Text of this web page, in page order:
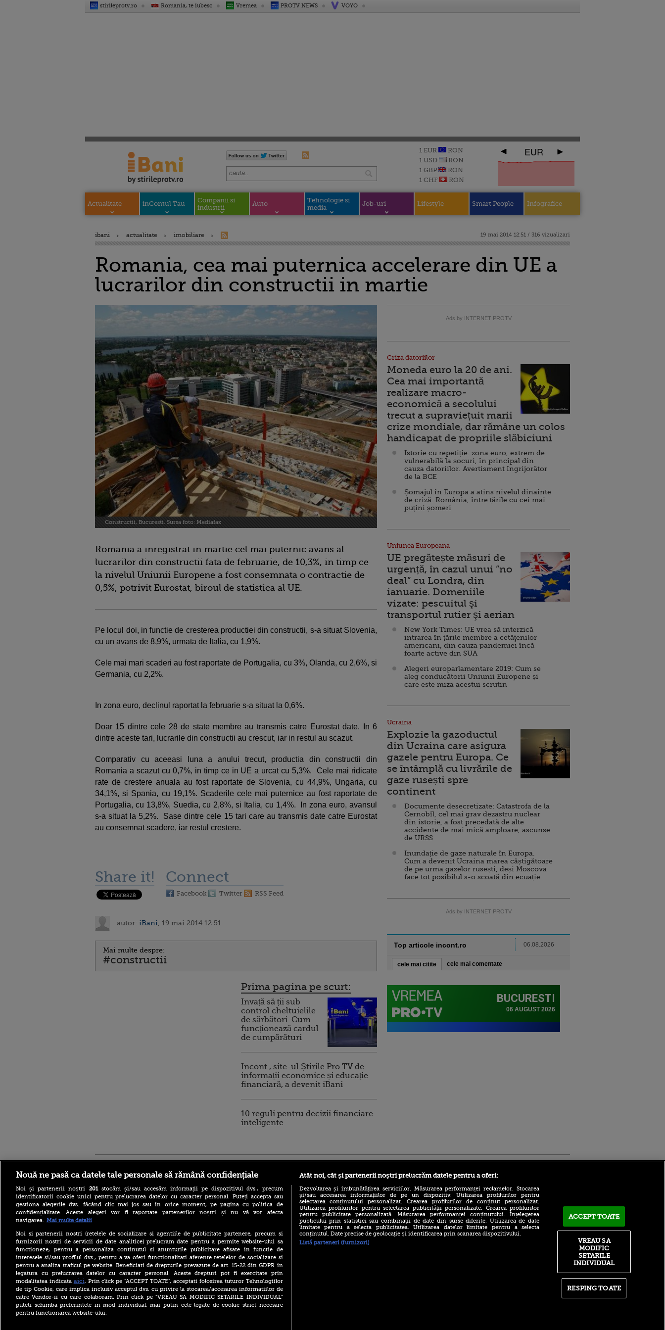
stirileprotv.ro Romania, te iubesc Vremea PROTV NEWS VOYO
1 EUR
RON
1 USD
RON
1 GBP
RON
1 CHF
RON
EUR
Actualitate inContul Tau
Companii si
industrii
Auto
Tehnologie si
media
Job-uri Lifestyle Smart People Infografice
ibani actualitate imobiliare 19 mai 2014 12:51 / 316 vizualizari
Romania, cea mai puternica accelerare din UE a
lucrarilor din constructii in martie
Constructii, Bucuresti. Sursa foto: Mediafax
Romania a inregistrat in martie cel mai puternic avans al
lucrarilor din constructii fata de februarie, de 10,3%, in timp ce
la nivelul Uniunii Europene a fost consemnata o contractie de
0,5%, potrivit Eurostat, biroul de statistica al UE.
Pe locul doi, in functie de cresterea productiei din constructii, s-a situat Slovenia,
cu un avans de 8,9%, urmata de Italia, cu 1,9%.
Cele mai mari scaderi au fost raportate de Portugalia, cu 3%, Olanda, cu 2,6%, si
Germania, cu 2,2%.
In zona euro, declinul raportat la februarie s-a situat la 0,6%.
Doar 15 dintre cele 28 de state membre au transmis catre Eurostat date. In 6
dintre aceste tari, lucrarile din constructii au crescut, iar in restul au scazut.
Comparativ cu aceeasi luna a anului trecut, productia din constructii din
Romania a scazut cu 0,7%, in timp ce in UE a urcat cu 5,3%. Cele mai ridicate
rate de crestere anuala au fost raportate de Slovenia, cu 44,9%, Ungaria, cu
34,1%, si Spania, cu 19,1%. Scaderile cele mai puternice au fost raportate de
Portugalia, cu 13,8%, Suedia, cu 2,8%, si Italia, cu 1,4%. In zona euro, avansul
s-a situat la 5,2%. Sase dintre cele 15 tari care au transmis date catre Eurostat
au consemnat scadere, iar restul crestere.
Share it! Connect
Facebook Twitter RSS Feed
autor: iBani , 19 mai 2014 12:51
Mai multe despre:
#constructii
Prima pagina pe scurt:
Invață să ții sub
control cheltuielile
de sărbători. Cum
funcționează cardul
de cumpărături
Incont , site-ul Știrile Pro TV de
informații economice și educație
financiară, a devenit iBani
10 reguli pentru decizii financiare
inteligente
Ads by INTERNET PROTV
Criza datoriilor
Moneda euro la 20 de ani.
Cea mai importantă
realizare macro-
economică a secolului
trecut a supraviețuit marii
crize mondiale, dar rămâne un colos
handicapat de propriile slăbiciuni
Istorie cu repetiție: zona euro, extrem de
vulnerabilă la șocuri, în principal din
cauza datoriilor. Avertisment îngrijorător
de la BCE
Șomajul în Europa a atins nivelul dinainte
de criză. România, între țările cu cei mai
puțini șomeri
Uniunea Europeana
UE pregătește măsuri de
urgență, în cazul unui ”no
deal” cu Londra, din
ianuarie. Domeniile
vizate: pescuitul şi
transportul rutier şi aerian
New York Times: UE vrea să interzică
intrarea în țările membre a cetăţenilor
americani, din cauza pandemiei încă
foarte active din SUA
Alegeri europarlamentare 2019: Cum se
aleg conducătorii Uniunii Europene și
care este miza acestui scrutin
Ucraina
Explozie la gazoductul
din Ucraina care asigura
gazele pentru Europa. Ce
se întâmplă cu livrările de
gaze rusești spre
continent
Documente desecretizate: Catastrofa de la
Cernobîl, cel mai grav dezastru nuclear
din istorie, a fost precedată de alte
accidente de mai mică amploare, ascunse
de URSS
Inundație de gaze naturale în Europa.
Cum a devenit Ucraina marea câștigătoare
de pe urma gazelor rusești, deși Moscova
face tot posibilul s-o scoată din ecuație
Ads by INTERNET PROTV
Top articole incont.ro 06.08.2026
cele mai citite cele mai comentate
negre” ia amploare în Rusia.
„Găsește-ți un soldat și când
va fi ucis vei primi 8
milioane de ruble”
Aflat în SUA, ministrul
britanic de Externe a evitat
să spună dacă îl mai
consideră pe Trump „idiot,
rasist și misogin”
Primăriile care nu se
înrolează pe Ghiseul.ro pot
(P) Descoperă Lumea
Evenimentelor din România
Adrian Mihalcea, discurs
incredibil înainte de UTA -
Ce declin! Cu cine a semnat
Nouă ne pasă ca datele tale personale să rămână confidențiale
Noi și partenerii noștri 201stocăm și/sau accesăm informații pe dispozitivul dvs., precum
identificatorii cookie unici pentru prelucrarea datelor cu caracter personal. Puteți accepta sau
gestiona alegerile dvs. făcând clic mai jos sau în orice moment, pe pagina cu politica de
confidențialitate. Aceste alegeri vor fi raportate partenerilor noștri și nu vă vor afecta
navigarea. Mai multe detalii
Noi si partenerii nostri (retelele de socializare si agentiile de publicitate partenere, precum si
furnizorii nostri de servicii de date analitice) prelucram date pentru a permite website-ului sa
functioneze, pentru a personaliza continutul si anunturile publicitare afisate in functie de
interesele si/sau profilul dvs., pentru a va oferi functionalitati aferente retelelor de socializare si
pentru a analiza traficul pe website. Beneficiati de drepturile prevazute de art. 15-22 din GDPR in
legatura cu prelucrarea datelor cu caracter personal. Aceste drepturi pot fi exercitate prin
modalitatea indicata aici. Prin click pe “ACCEPT TOATE”, acceptati folosirea tuturor Tehnologiilor
de tip Cookie, care implica inclusiv acceptul dvs. cu privire la stocarea/accesarea informatiilor de
catre Vendor-ii cu care colaboram. Prin click pe “VREAU SA MODIFIC SETARILE INDIVIDUAL”
puteti schimba preferintele in mod individual, mai putin cele legate de cookie strict necesare
pentru functionarea website-ului.
Atât noi, cât și partenerii noștri prelucrăm datele pentru a oferi:
Dezvoltarea și îmbunătățirea serviciilor. Măsurarea performanței reclamelor. Stocarea
și/sau accesarea informațiilor de pe un dispozitiv. Utilizarea profilurilor pentru
selectarea conținutului personalizat. Crearea profilurilor de conținut personalizat.
Utilizarea profilurilor pentru selectarea publicității personalizate. Crearea profilurilor
pentru publicitate personalizată. Măsurarea performanței conținutului. Înțelegerea
publicului prin statistici sau combinații de date din surse diferite. Utilizarea de date
limitate pentru a selecta publicitatea. Utilizarea datelor limitate pentru a selecta
conținutul. Date precise de geolocație și identificarea prin scanarea dispozitivului.
Listă parteneri (furnizori)
ACCEPT TOATE
RESPING TOATE
VREAU SA
MODIFIC
SETARILE
INDIVIDUAL